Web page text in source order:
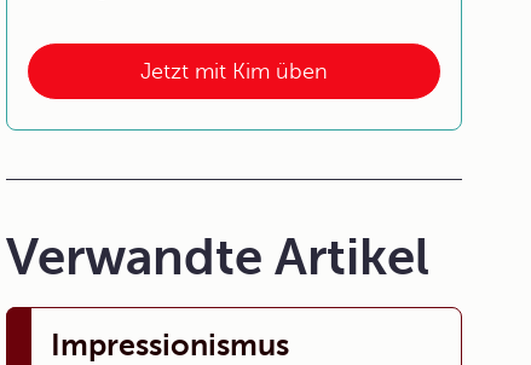
Jetzt mit Kim üben
Verwandte Artikel
Impressionismus